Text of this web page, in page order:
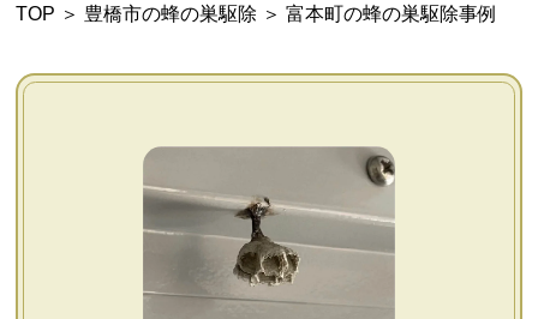
会社概要
お問い合わせ
TOP ＞ 豊橋市の蜂の巣駆除 ＞ 富本町の蜂の巣駆除事例